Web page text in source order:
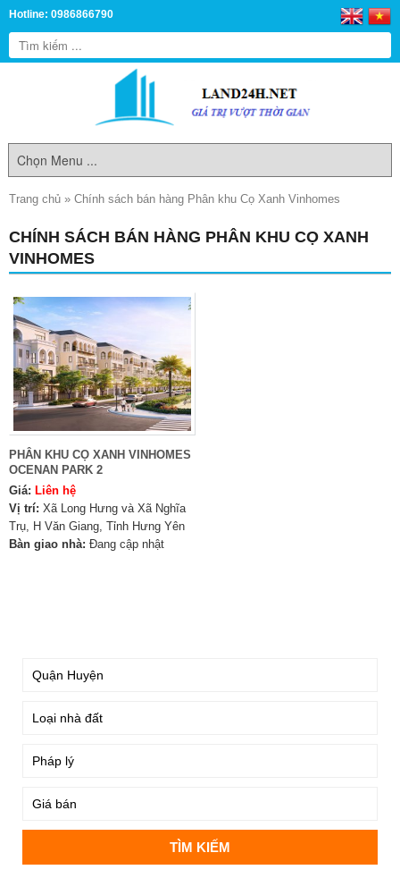
Hotline: 0986866790
Trang chủ » Chính sách bán hàng Phân khu Cọ Xanh Vinhomes
CHÍNH SÁCH BÁN HÀNG PHÂN KHU CỌ XANH
VINHOMES
PHÂN KHU CỌ XANH VINHOMES
OCENAN PARK 2
Giá: Liên hệ
Vị trí: Xã Long Hưng và Xã Nghĩa
Trụ, H Văn Giang, Tỉnh Hưng Yên
Bàn giao nhà: Đang cập nhật